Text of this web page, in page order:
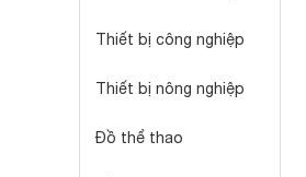
Thiết bị công nghiệp
Thiết bị nông nghiệp
Đồ thể thao